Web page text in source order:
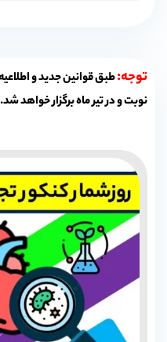
توجه:
نوبت و در تیر ماه برگزار خواهد شد.